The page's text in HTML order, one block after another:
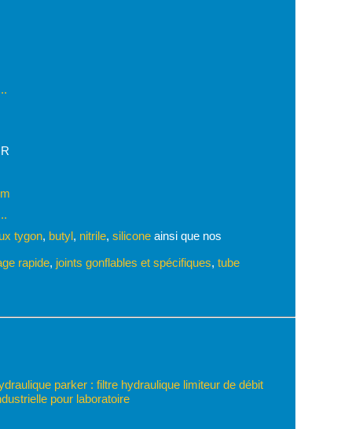
tygon, butyl, nitrile, silicone ainsi que nos
rapide, joints gonflables et spécifiques, tube
parker : filtre hydraulique limiteur de débit
pour laboratoire